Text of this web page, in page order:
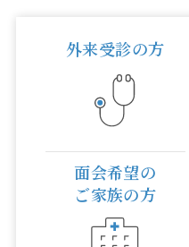
外来受診の方
面会希望の
ご家族の方